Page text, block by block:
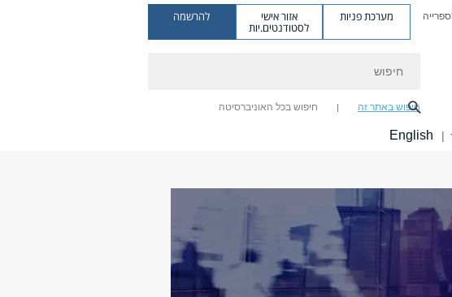
ספרייה מערכת פניות אזור אישי
לסטודנטים.יות
להרשמה
חיפוש באתר זה חיפוש בכל האוניברסיטה
|
English